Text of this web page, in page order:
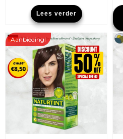
prijs
was:
€16,99.
prijs
is:
€12,50.
Lees verder
Aanbieding!